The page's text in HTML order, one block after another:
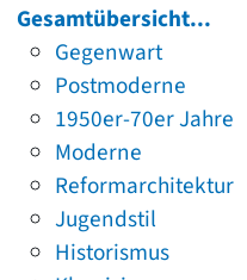
Gesamtübersicht...
Gegenwart
Postmoderne
1950er-70er Jahre
Moderne
Reformarchitektur
Jugendstil
Historismus